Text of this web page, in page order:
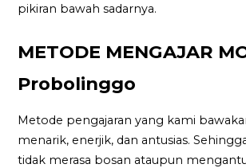
pikiran bawah sadarnya.
METODE MENGAJAR
Probolinggo
Metode pengajaran yang kami
menarik, enerjik, dan antusias.
tidak merasa bosan ataupun